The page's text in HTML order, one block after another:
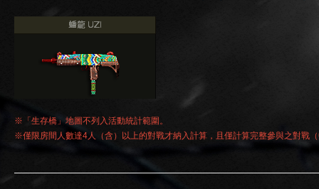
※「生存橋」地圖不列入活動統計範圍。
※僅限房間人數達4人（含）以上的對戰才納入計算，且僅計算完整參與之對戰